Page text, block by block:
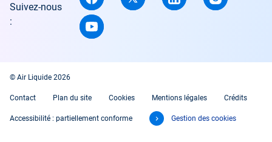
Suivez-nous
:
© Air Liquide 2026
Contact Plan du site Cookies Mentions légales Crédits
Accessibilité : partiellement conforme Gestion des cookies